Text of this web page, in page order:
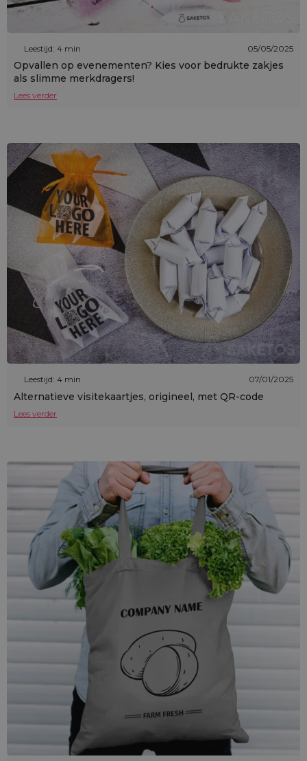
Leestijd: 4 min 05/05/2025
Opvallen op evenementen? Kies voor bedrukte zakjes
als slimme merkdragers!
Lees verder
Leestijd: 4 min 07/01/2025
Alternatieve visitekaartjes, origineel, met QR-code
Lees verder